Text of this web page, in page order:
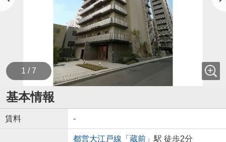
1 / 7
基本情報
賃料 -
都営大江戸線 「 蔵前」駅 徒歩2分